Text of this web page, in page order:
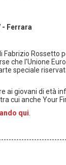
- Ferrara
Rossetto
che l'Unione
speciale
ai giovani di età
cui anche Your
qui